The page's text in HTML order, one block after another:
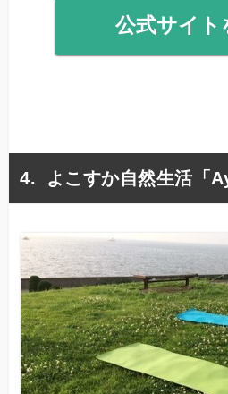
公式サイト
よこすか自然生活「